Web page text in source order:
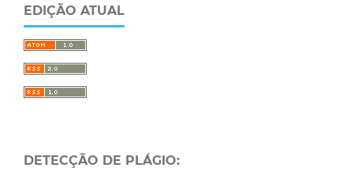
EDIÇÃO ATUAL
DETECÇÃO DE PLÁGIO: